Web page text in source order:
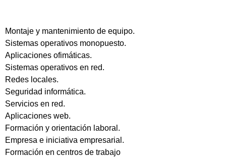
Montaje y mantenimiento de equipo.
Sistemas operativos monopuesto.
Aplicaciones ofimáticas.
Sistemas operativos en red.
Redes locales.
Seguridad informática.
Servicios en red.
Aplicaciones web.
Formación y orientación laboral.
Empresa e iniciativa empresarial.
Formación en centros de trabajo